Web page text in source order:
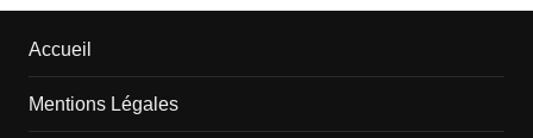
Accueil
Mentions Légales